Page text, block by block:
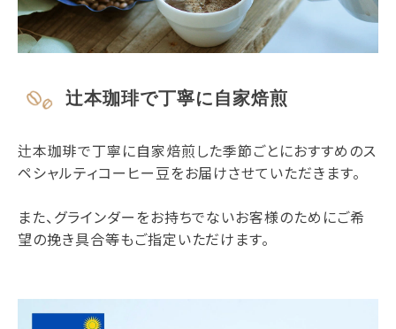
辻本珈琲で丁寧に自家焙煎
辻本珈琲で丁寧に自家焙煎した季節ごとにおすすめのス
ペシャルティコーヒー豆をお届けさせていただきます。
また、グラインダーをお持ちでないお客様のためにご希
望の挽き具合等もご指定いただけます。